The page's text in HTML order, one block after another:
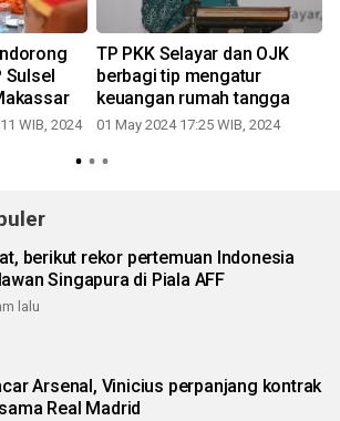
Sulsel
WIB, 2024
TP PKK Selayar dan OJK
berbagi tip mengatur
keuangan rumah tangga
01 May 2024 17:25 WIB, 2024
berikut rekor pertemuan Indonesia
Singapura di Piala AFF
lalu
Arsenal, Vinicius perpanjang kontrak
Real Madrid